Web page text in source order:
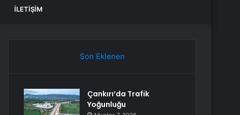
İLETIŞIM
Son Eklenen
Çankırı’da Trafik
Yoğunluğu